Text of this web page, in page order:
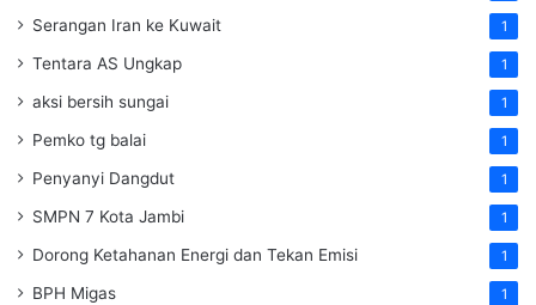
Serangan Iran ke Kuwait 1
Tentara AS Ungkap 1
aksi bersih sungai 1
Pemko tg balai 1
Penyanyi Dangdut 1
SMPN 7 Kota Jambi 1
Dorong Ketahanan Energi dan Tekan Emisi 1
BPH Migas 1